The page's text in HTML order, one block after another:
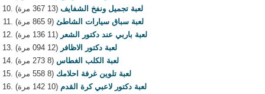
لعبة تجميل ونفخ الشفايف (13 367 مرة)
لعبة سباق سيارات الشاطئ (9 865 مرة)
لعبة باربي عند دكتور الشعر (11 136 مرة)
لعبة دكتور الاظافر (12 094 مرة)
لعبة الكلب الغطاس (8 273 مرة)
لعبة تلوين غرفة احلامك (8 558 مرة)
لعبة دكتور لاعبي كرة القدم (10 142 مرة)